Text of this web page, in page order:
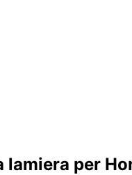
per